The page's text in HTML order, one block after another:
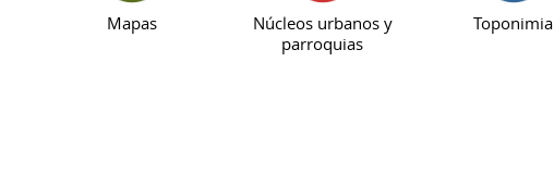
Mapas
Núcleos urbanos y
parroquias
Toponimia